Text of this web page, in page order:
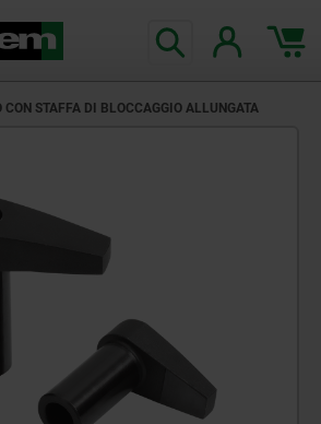
CON STAFFA DI BLOCCAGGIO ALLUNGATA